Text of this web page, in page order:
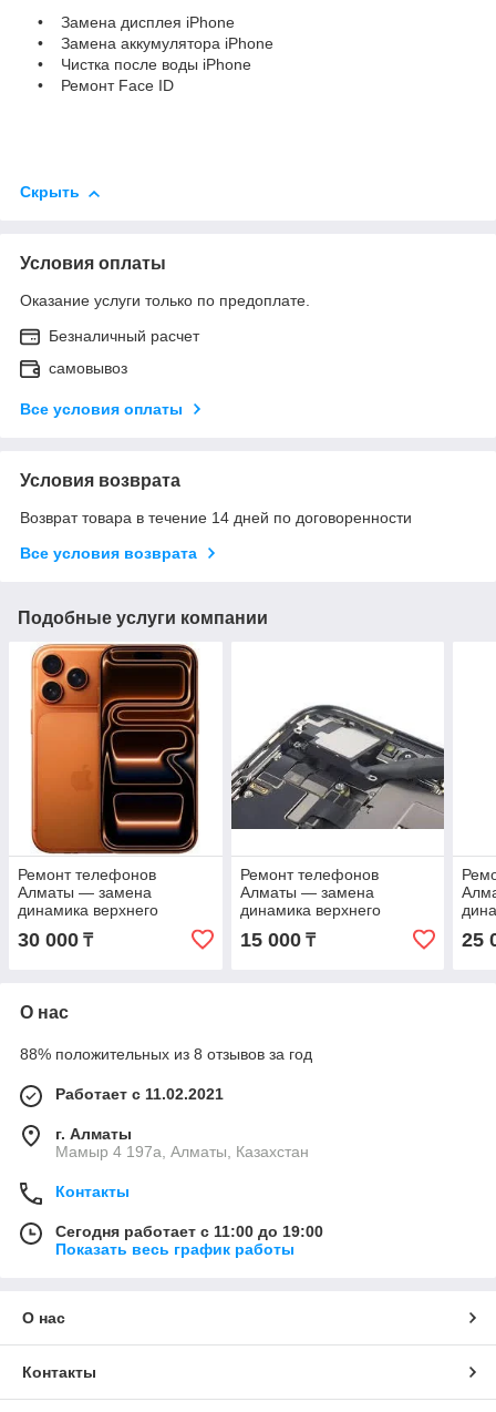
• Замена дисплея iPhone
• Замена аккумулятора iPhone
• Чистка после воды iPhone
• Ремонт Face ID
Скрыть
Условия оплаты
Оказание услуги только по предоплате.
Безналичный расчет
самовывоз
Все условия оплаты
Условия возврата
Возврат товара в течение 14 дней по договоренности
Все условия возврата
Подобные услуги компании
Ремонт телефонов
Алматы — замена
динамика верхнего
слухового iPhone 17 Pro
Max с гарантией с
30 000 ₸
Ремонт телефонов
Алматы — замена
динамика верхнего
гарантией с гарантией
15 000₸
Max
25
О нас
88% положительных из 8 отзывов за год
Работает с 11.02.2021
г. Алматы
Мамыр 4 197а, Алматы, Казахстан
Контакты
Сегодня работает с 11:00 до 19:00
Показать весь график работы
О нас
Контакты